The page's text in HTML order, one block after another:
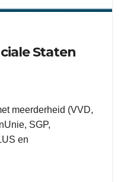
Staten
meerderheid (VVD,
SGP,
en